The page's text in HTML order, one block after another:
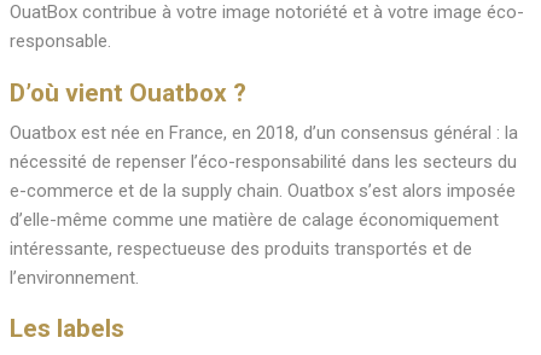
OuatBox contribue à votre image notoriété et à votre image éco-
responsable.
D’où vient Ouatbox ?
Ouatbox est née en France, en 2018, d’un consensus général : la
nécessité de repenser l’éco-responsabilité dans les secteurs du
e-commerce et de la supply chain. Ouatbox s’est alors imposée
d’elle-même comme une matière de calage économiquement
intéressante, respectueuse des produits transportés et de
l’environnement.
Les labels